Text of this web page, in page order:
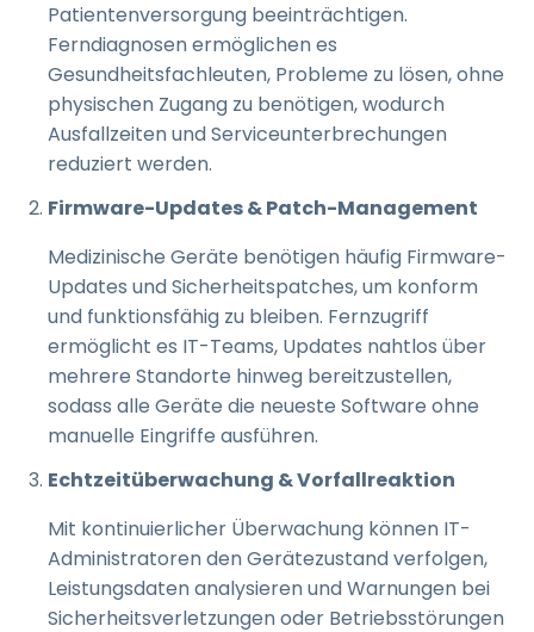
Patientenversorgung beeinträchtigen.
Ferndiagnosen ermöglichen es
Gesundheitsfachleuten, Probleme zu lösen, ohne
physischen Zugang zu benötigen, wodurch
Ausfallzeiten und Serviceunterbrechungen
reduziert werden.
Firmware-Updates & Patch-Management
Medizinische Geräte benötigen häufig Firmware-
Updates und Sicherheitspatches, um konform
und funktionsfähig zu bleiben. Fernzugriff
ermöglicht es IT-Teams, Updates nahtlos über
mehrere Standorte hinweg bereitzustellen,
sodass alle Geräte die neueste Software ohne
manuelle Eingriffe ausführen.
Echtzeitüberwachung & Vorfallreaktion
Mit kontinuierlicher Überwachung können IT-
Administratoren den Gerätezustand verfolgen,
Leistungsdaten analysieren und Warnungen bei
Sicherheitsverletzungen oder Betriebsstörungen